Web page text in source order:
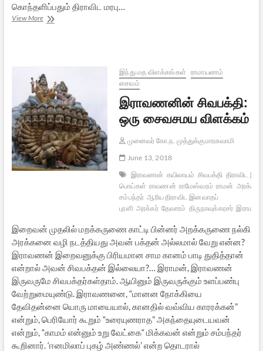
கொந்தளிப்பதும் திராவிட மரபு…
View Moreதமிழ்
இந்து மத விளக்கங்கள்
ராமாயணம்
சைவம்
இராவணனின் சிவபக்தி:
ஒரு சைவசமய விளக்கம்
முனைவர் கோ.ந. முத்துக்குமாரசுவாமி
June 13, 2018
இராவணன் கயிலாயம் சிவபக்தி திராவிட
பொய்கள் ராவணன் ராமேஸ்வரம் ராமன்
சம்பந்தர் ஆரிய திராவிட இனவாதப்
புரளி அரக்கர் தேவாரம் திருநாவுக்கரசர் இராமன்
இறைவன் முதலில் மறக்கருணை காட்டி பின்னர் அறக்கருணை நல்கி
அரக்கனை வழி நடத்தியது அவன் பக்தன் அல்லமால் வேறு என்ன?
இராவணன் இறைவனுக்கு பிரியமான சாம கானம் பாடி துதித்தான்
என்றால் அவன் சிவபக்தன் இல்லையா?… இராமன், இராவணன்
இருவருமே சிவபக்தர்கள்தாம். ஆயினும் இருவருக்கும் உளப்பண்பு
வேற்றுமையுண்டு. இராவணனை, “மானன நோக்கியை
தேவிதன்னை யொரு மாயையால், கானதில் வவ்விய காரரக்கன்”
என்றும், பெரியோர் கூறும் “உரையுணராத” அகந்தையுடையவன்
என்றும், “காமம் என்னும் உறு வேட்கை“ மிக்கவன் என்றும் சம்பந்தர்
கூறினார். ‘ஈனமிலாப் புகழ் அண்ணல்’ என்ற தொடரால்